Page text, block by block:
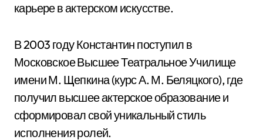
карьере в актерском искусстве.
В 2003 году Константин поступил в
Московское Высшее Театральное Училище
имени М. Щепкина (курс А. М. Беляцкого), где
получил высшее актерское образование и
сформировал свой уникальный стиль
исполнения ролей.